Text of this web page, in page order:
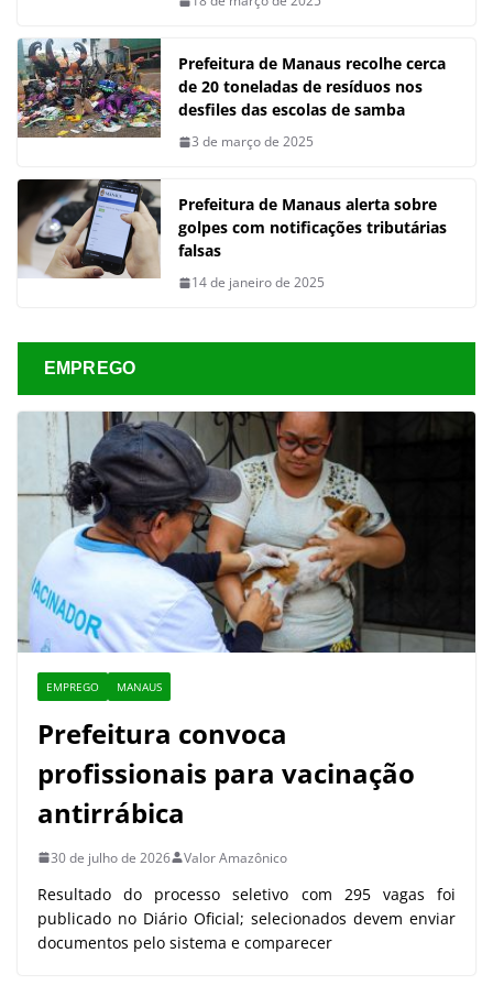
Prefeitura de Manaus recolhe cerca
de 20 toneladas de resíduos nos
desfiles das escolas de samba
3 de março de 2025
Prefeitura de Manaus alerta sobre
golpes com notificações tributárias
falsas
14 de janeiro de 2025
EMPREGO
EMPREGO MANAUS
Prefeitura convoca
profissionais para vacinação
antirrábica
30 de julho de 2026 Valor Amazônico
Resultado do processo seletivo com 295 vagas foi
publicado no Diário Oficial; selecionados devem enviar
documentos pelo sistema e comparecer